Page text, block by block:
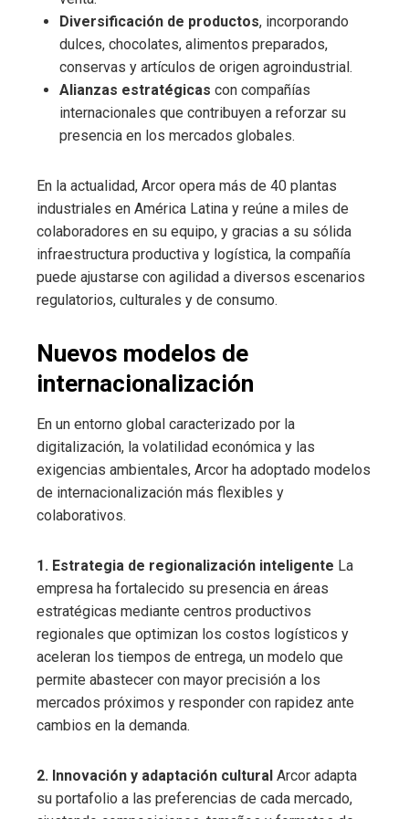
Diversificación de productos, incorporando
dulces, chocolates, alimentos preparados,
conservas y artículos de origen agroindustrial.
Alianzas estratégicas con compañías
internacionales que contribuyen a reforzar su
presencia en los mercados globales.
En la actualidad, Arcor opera más de 40 plantas
industriales en América Latina y reúne a miles de
colaboradores en su equipo, y gracias a su sólida
infraestructura productiva y logística, la compañía
puede ajustarse con agilidad a diversos escenarios
regulatorios, culturales y de consumo.
Nuevos modelos de
internacionalización
En un entorno global caracterizado por la
digitalización, la volatilidad económica y las
exigencias ambientales, Arcor ha adoptado modelos
de internacionalización más flexibles y
colaborativos.
1. Estrategia de regionalización inteligente La
empresa ha fortalecido su presencia en áreas
estratégicas mediante centros productivos
regionales que optimizan los costos logísticos y
aceleran los tiempos de entrega, un modelo que
permite abastecer con mayor precisión a los
mercados próximos y responder con rapidez ante
cambios en la demanda.
2. Innovación y adaptación cultural Arcor adapta
su portafolio a las preferencias de cada mercado,